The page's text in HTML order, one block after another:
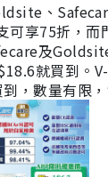
、
可享75折，而
及
就買到。
，數量有限